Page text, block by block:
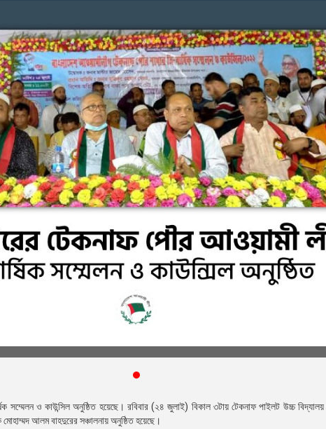
সম্মেলন ও কাউন্সিল অনুষ্ঠিত হয়েছে। রবিবার (২৪ জুলাই) বিকাল ৩টায় টেকনাফ পাইলট উচ্চ
আলম বাহদুরের সঞ্চালনায় অনুষ্ঠিত হয়েছে।